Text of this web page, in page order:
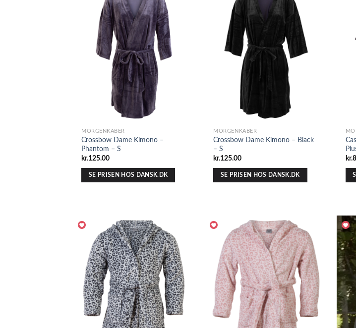
MORGENKÅBER
Crossbow Dame Kimono –
Phantom – S
kr.125.00
SE PRISEN HOS DANSK.DK
MORGENKÅBER
Crossbow Dame Kimono – Black
– S
kr.125.00
SE PRISEN HOS DANSK.DK
kr.